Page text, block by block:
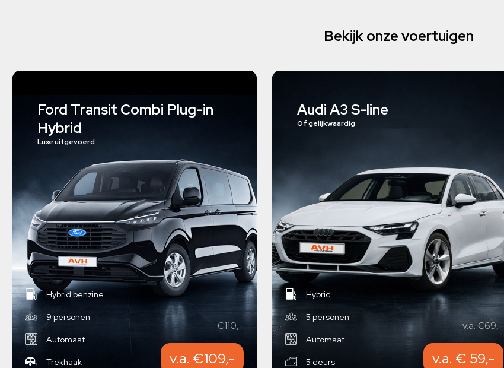
Bekijk onze voertuigen
Ford Transit Combi Plug-in
Hybrid
Luxe uitgevoerd
Hybrid benzine
9 personen
Automaat
Trekhaak
€110,-
v.a. €109,-
Audi A3 S-line
Of gelijkwaardig
Hybrid
5 personen
Automaat
5 deurs
v.a. €69,-
v.a. € 59,-